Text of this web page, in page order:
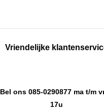
Vriendelijke
Bel ons 085-0290877 ma t/m
17u